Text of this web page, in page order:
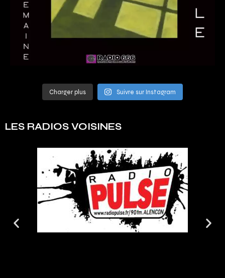
Charger plus Suivre sur Instagram
LES RADIOS VOISINES